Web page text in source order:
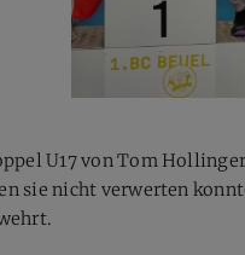
U17 von Tom
sie nicht verwerten